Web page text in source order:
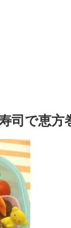
司で恵方